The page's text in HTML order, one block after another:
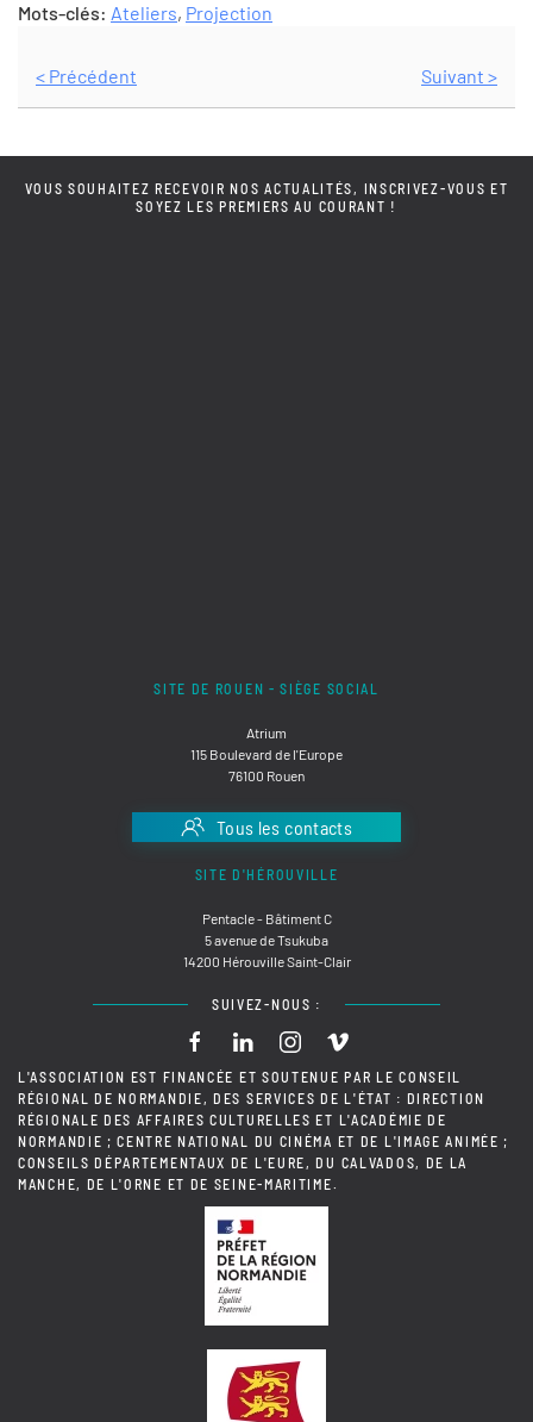
Mots-clés: Ateliers, Projection
< Précédent Suivant >
VOUS SOUHAITEZ RECEVOIR NOS ACTUALITÉS, INSCRIVEZ-VOUS ET
SOYEZ LES PREMIERS AU COURANT !
SITE DE ROUEN - SIÈGE SOCIAL
Atrium
115 Boulevard de l'Europe
76100 Rouen
Tous les contacts
SITE D'HÉROUVILLE
Pentacle - Bâtiment C
5 avenue de Tsukuba
14200 Hérouville Saint-Clair
SUIVEZ-NOUS :
L'ASSOCIATION EST FINANCÉE ET SOUTENUE PAR LE CONSEIL
RÉGIONAL DE NORMANDIE, DES SERVICES DE L'ÉTAT : DIRECTION
RÉGIONALE DES AFFAIRES CULTURELLES ET L'ACADÉMIE DE
NORMANDIE ; CENTRE NATIONAL DU CINÉMA ET DE L'IMAGE ANIMÉE ;
CONSEILS DÉPARTEMENTAUX DE L'EURE, DU CALVADOS, DE LA
MANCHE, DE L'ORNE ET DE SEINE-MARITIME.